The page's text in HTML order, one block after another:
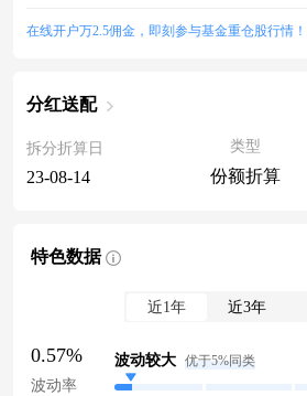
在线开户万2.5佣金，即刻参与基金重仓股行情！
分红送配
拆分折算日
23-08-14
类型
份额折算
特色数据
近1年 近3年
0.57%
波动率
波动较大 优于5%同类